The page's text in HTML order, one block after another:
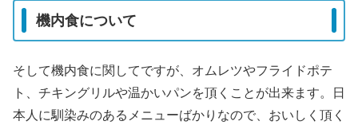
機内食について
そして機内食に関してですが、オムレツやフライドポテ
ト、チキングリルや温かいパンを頂くことが出来ます。日
本人に馴染みのあるメニューばかりなので、おいしく頂く